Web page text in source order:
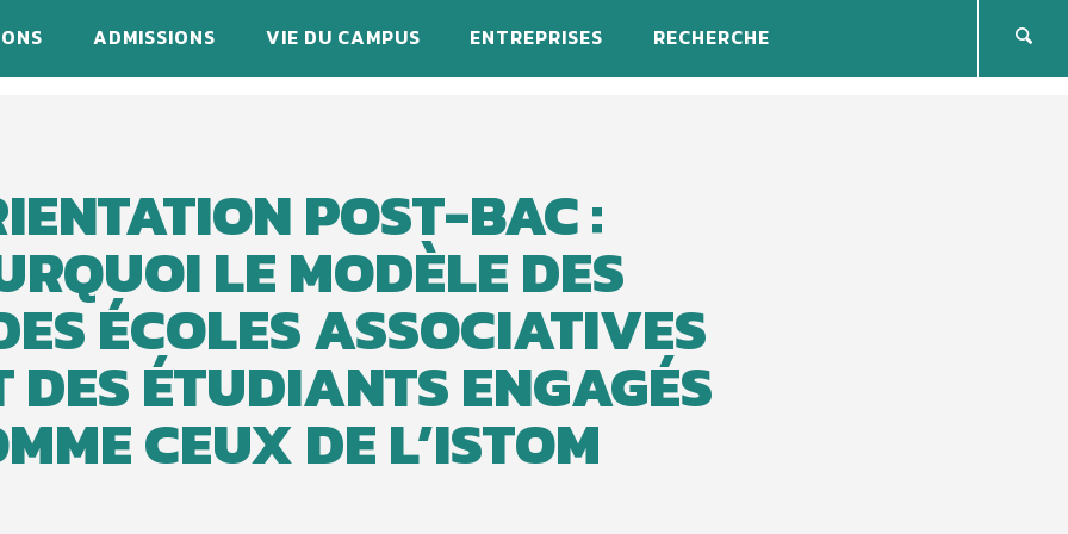
ADMISSIONS VIE DU CAMPUS ENTREPRISES RECHERCHE
POST-BAC :
LE MODÈLE DES
ÉCOLES ASSOCIATIVES
DES ÉTUDIANTS ENGAGÉS
CEUX DE L’ISTOM